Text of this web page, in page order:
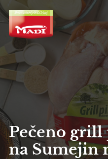
Pečeno
na Sumejin